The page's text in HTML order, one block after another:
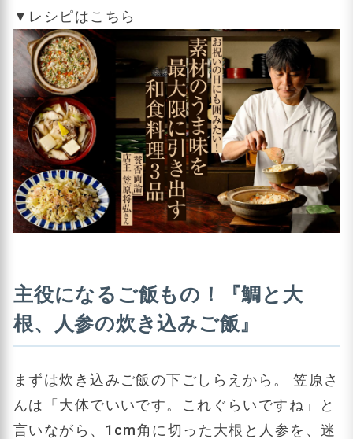
▼レシピはこちら
主役になるご飯もの！『鯛と大
根、人参の炊き込みご飯』
まずは炊き込みご飯の下ごしらえから。 笠原さ
んは「大体でいいです。これぐらいですね」と
言いながら、1cm角に切った大根と人参を、迷